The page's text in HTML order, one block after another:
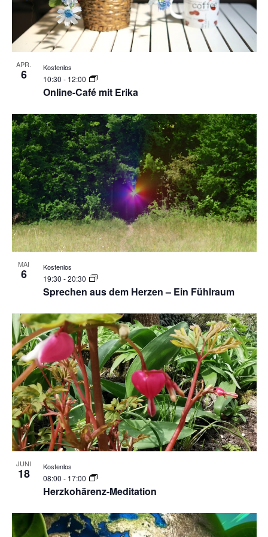
APR.
6
Online-Café mit Erika
10:30 - 12:00
Kostenlos
MAI
6
Sprechen aus dem Herzen – Ein Fühlraum
19:30 -20:30
Kostenlos
JUNI
18
Herzkohärenz-Meditation
08:00 - 17:00
Kostenlos